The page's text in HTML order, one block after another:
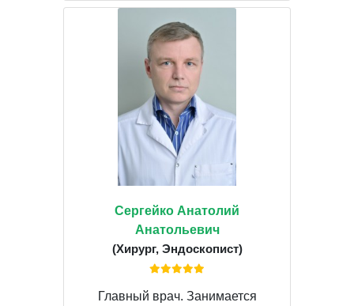
Сергейко Анатолий
Анатольевич
(Хирург, Эндоскопист)
Главный врач. Занимается